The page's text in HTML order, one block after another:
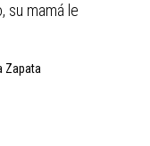
su mamá le
Zapata